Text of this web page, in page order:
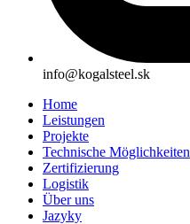
info@kogalsteel.sk
Home
Leistungen
Projekte
Technische Möglichkeiten
Zertifizierung
Logistik
Über uns
Jazyky